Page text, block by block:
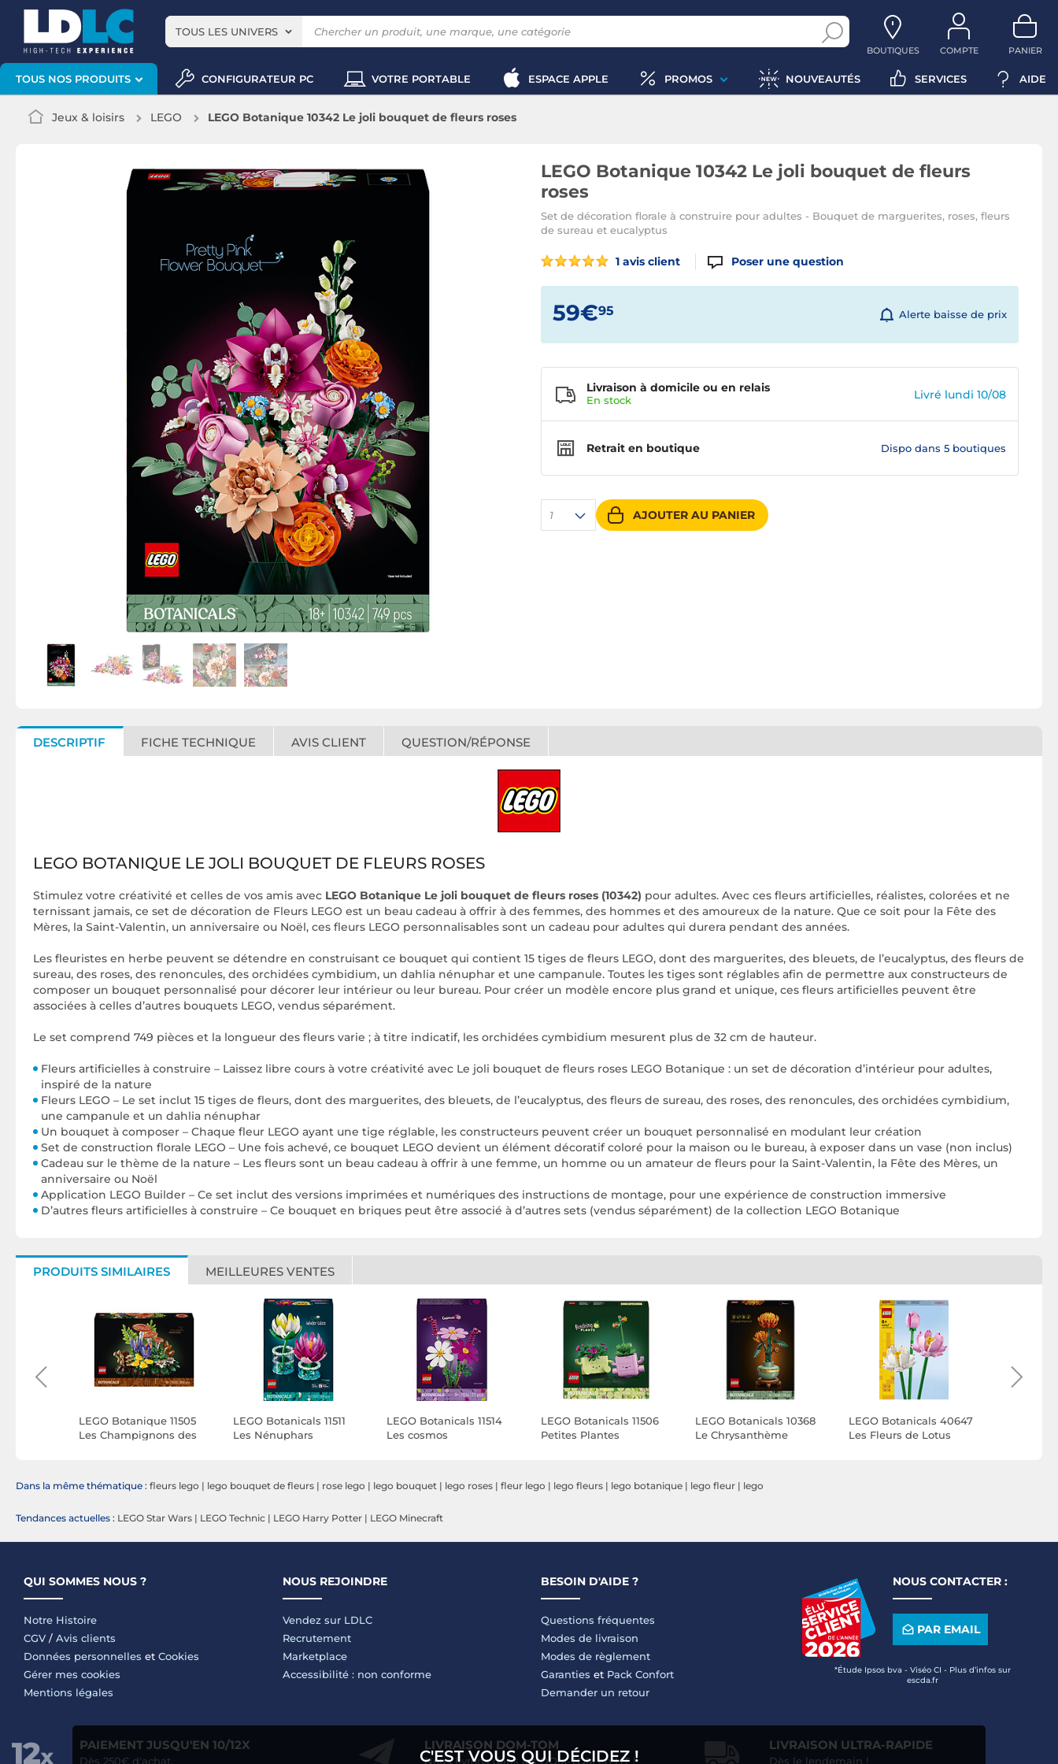
TOUS LES UNIVERS
BOUTIQUES COMPTE PANIER
TOUS NOS PRODUITS CONFIGURATEUR PC VOTRE PORTABLE ESPACE APPLE PROMOS NOUVEAUTÉS SERVICES AIDE
Jeux & loisirs LEGO LEGO Botanique 10342 Le joli bouquet de fleurs roses
LEGO Botanique 10342 Le joli bouquet de fleurs
roses
Set de décoration florale à construire pour adultes - Bouquet de marguerites, roses, fleurs
de sureau et eucalyptus
1 avis client Poser une question
59€95 Alerte baisse de prix
1 AJOUTER AU PANIER
Livraison à domicile ou en relais
En stock Livré lundi 10/08
Retrait en boutique Dispo dans 5 boutiques
DESCRIPTIF FICHE TECHNIQUE AVIS CLIENT QUESTION/RÉPONSE
LEGO BOTANIQUE LE JOLI BOUQUET DE FLEURS ROSES
Stimulez votre créativité et celles de vos amis avec LEGO Botanique Le joli bouquet de fleurs roses (10342) pour adultes. Avec ces fleurs artificielles, réalistes, colorées et ne
ternissant jamais, ce set de décoration de Fleurs LEGO est un beau cadeau à offrir à des femmes, des hommes et des amoureux de la nature. Que ce soit pour la Fête des
Mères, la Saint-Valentin, un anniversaire ou Noël, ces fleurs LEGO personnalisables sont un cadeau pour adultes qui durera pendant des années.
Les fleuristes en herbe peuvent se détendre en construisant ce bouquet qui contient 15 tiges de fleurs LEGO, dont des marguerites, des bleuets, de l’eucalyptus, des fleurs de
sureau, des roses, des renoncules, des orchidées cymbidium, un dahlia nénuphar et une campanule. Toutes les tiges sont réglables afin de permettre aux constructeurs de
composer un bouquet personnalisé pour décorer leur intérieur ou leur bureau. Pour créer un modèle encore plus grand et unique, ces fleurs artificielles peuvent être
associées à celles d’autres bouquets LEGO, vendus séparément.
Le set comprend 749 pièces et la longueur des fleurs varie ; à titre indicatif, les orchidées cymbidium mesurent plus de 32 cm de hauteur.
Fleurs artificielles à construire – Laissez libre cours à votre créativité avec Le joli bouquet de fleurs roses LEGO Botanique : un set de décoration d’intérieur pour adultes,
inspiré de la nature
Fleurs LEGO – Le set inclut 15 tiges de fleurs, dont des marguerites, des bleuets, de l’eucalyptus, des fleurs de sureau, des roses, des renoncules, des orchidées cymbidium,
une campanule et un dahlia nénuphar
Un bouquet à composer – Chaque fleur LEGO ayant une tige réglable, les constructeurs peuvent créer un bouquet personnalisé en modulant leur création
Set de construction florale LEGO – Une fois achevé, ce bouquet LEGO devient un élément décoratif coloré pour la maison ou le bureau, à exposer dans un vase (non inclus)
Cadeau sur le thème de la nature – Les fleurs sont un beau cadeau à offrir à une femme, un homme ou un amateur de fleurs pour la Saint-Valentin, la Fête des Mères, un
anniversaire ou Noël
Application LEGO Builder – Ce set inclut des versions imprimées et numériques des instructions de montage, pour une expérience de construction immersive
D’autres fleurs artificielles à construire – Ce bouquet en briques peut être associé à d’autres sets (vendus séparément) de la collection LEGO Botanique
PRODUITS SIMILAIRES MEILLEURES VENTES
LEGO Botanique 11505
Les Champignons des
LEGO Botanicals 11511
Les Nénuphars
LEGO Botanicals 11514
Les cosmos
LEGO Botanicals 11506
Petites Plantes
LEGO Botanicals 10368
Le Chrysanthème
LEGO Botanicals 40647
Les Fleurs de Lotus
Dans la même thématique : fleurs lego | lego bouquet de fleurs | rose lego | lego bouquet | lego roses | fleur lego | lego fleurs | lego botanique | lego fleur | lego
Tendances actuelles : LEGO Star Wars | LEGO Technic | LEGO Harry Potter | LEGO Minecraft
QUI SOMMES NOUS ?
Notre Histoire
CGV / Avis clients
Données personnelles et Cookies
Gérer mes cookies
Mentions légales
NOUS REJOINDRE
Vendez sur LDLC
Recrutement
Marketplace
Accessibilité : non conforme
BESOIN D'AIDE ?
Questions fréquentes
Modes de livraison
Modes de règlement
Garanties et Pack Confort
Demander un retour
NOUS CONTACTER :
PAR EMAIL
*Étude Ipsos bva - Viséo CI - Plus d’infos sur
escda.fr
PAIEMENT JUSQU'EN 10/12X
Dès 250€ d'achat.
LIVRAISON DOM-TOM
Nous livrons dans les DOM-TOM en HT !
LIVRAISON ULTRA-RAPIDE
Dès le lendemain !
C'EST VOUS QUI DÉCIDEZ !